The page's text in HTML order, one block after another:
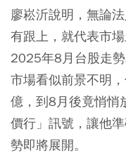
廖崧沂說明，無論
有跟上，就代表市
2025年8月台股走
市場看似前景不明
億，到8月後竟悄悄
價行」訊號，讓他
勢即將展開。